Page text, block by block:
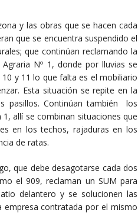
y las obras que se hacen cada
que se encuentra suspendido el
que continúan reclamando la
Nº 1, donde por lluvias se
y 11 lo que falta es el mobiliario
Esta situación se repite en la
pasillos. Continúan también los
allí se combinan situaciones que
en los techos, rajaduras en los
de ratas.
que debe desagotarse cada dos
el 909, reclaman un SUM para
delantero y se solucionen las
empresa contratada por el mismo